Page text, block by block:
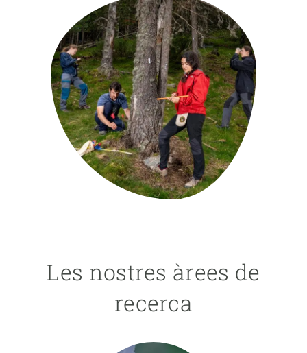
Les nostres àrees de
recerca
NOTÍCIES I AGENDA